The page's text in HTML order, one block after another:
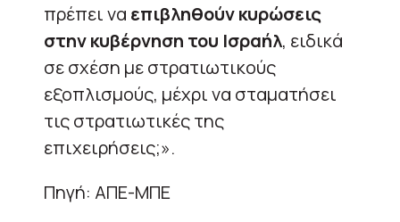
πρέπει να επιβληθούν κυρώσεις
στην κυβέρνηση του Ισραήλ, ειδικά
σε σχέση με στρατιωτικούς
εξοπλισμούς, μέχρι να σταματήσει
τις στρατιωτικές της
επιχειρήσεις;».
Πηγή: ΑΠΕ-ΜΠΕ